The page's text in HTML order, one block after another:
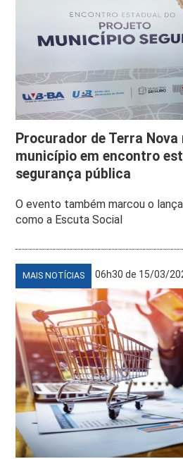
Procurador de Terra
município em encontro
segurança pública
O evento também marcou o
como a Escuta Social
MAIS NOTÍCIAS 06h30 de 15/03/